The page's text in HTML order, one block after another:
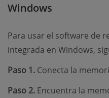
Windows
Para usar el software de
integrada en Windows,
Paso 1. Conecta la
Paso 2. Encuentra la